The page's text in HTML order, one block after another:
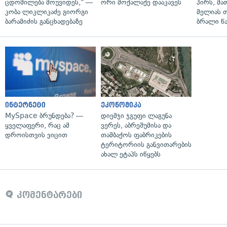
ცდომილება მოუვიდეს," —
კობა ლიკლიკაძე გიორგი
ბარამიძის განცხადებაზე
ორი მოქალაქე დააკავეს
პირს,
მელიას
ბრალი
ინტერნეტი
MySpace ბრუნდება? —
ყველაფერი, რაც ამ
დროისთვის ვიცით
ეკონომიკა
დიემჯი ჯგუფი ლაგუნა
ვერეს, აბრეშუმისა და
თამბაქოს ფაბრიკების
ტერიტორიის განვითარების
ახალ ეტაპს იწყებს
კომენტარები